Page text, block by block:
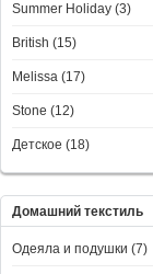
Summer Holiday (3)
British (15)
Melissa (17)
Stone (12)
Детское (18)
Домашний текстиль
Одеяла и подушки (7)